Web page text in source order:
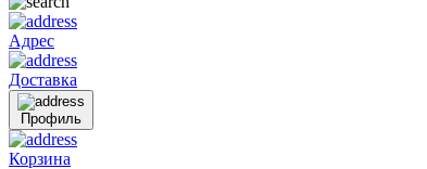
Адрес
Доставка
Профиль
Корзина